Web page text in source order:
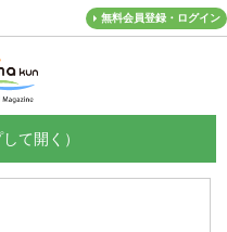
無料会員登録・ログイン